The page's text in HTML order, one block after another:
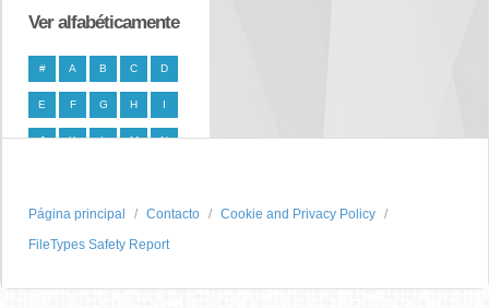
Ver alfabéticamente
# A B C D
E F G H I
J K L M N
T U V W X
Y Z
Página principal Contacto
Cookie and Privacy Policy
FileTypes Safety Report